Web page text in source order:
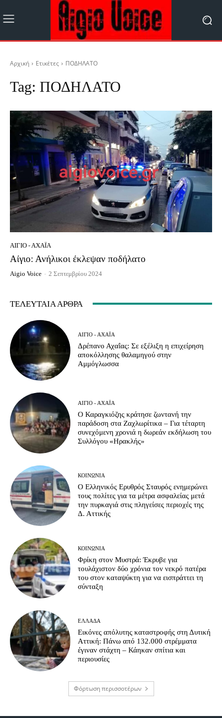
Αρχική Ετικέτες ΠΟΔΗΛΑΤΟ
Tag: ΠΟΔΗΛΑΤΟ
ΑΊΓΙΟ - ΑΧΑΪ́Α
Αίγιο: Ανήλικοι έκλεψαν ποδήλατο
Aigio Voice - 2 Σεπτεμβρίου 2024
ΤΕΛΕΥΤΑΊΑ ΆΡΘΡΑ
ΑΊΓΙΟ - ΑΧΑΪ́Α
Δρέπανο Αχαΐας: Σε εξέλιξη η επιχείρηση
αποκόλλησης θαλαμηγού στην
Αμμόγλωσσα
ΑΊΓΙΟ - ΑΧΑΪ́Α
Ο Καραγκιόζης κράτησε ζωντανή την
παράδοση στα Ζαχλωρίτικα – Για τέταρτη
συνεχόμενη χρονιά η δωρεάν εκδήλωση του
Συλλόγου «Ηρακλής»
ΚΟΙΝΩΝΊΑ
Ο Ελληνικός Ερυθρός Σταυρός ενημερώνει
τους πολίτες για τα μέτρα ασφαλείας μετά
την πυρκαγιά στις πληγείσες περιοχές της
Δ. Αττικής
ΚΟΙΝΩΝΊΑ
Φρίκη στον Μυστρά: Έκρυβε για
τουλάχιστον δύο χρόνια τον νεκρό πατέρα
του στον καταψύκτη για να εισπράττει τη
σύνταξη
ΕΛΛΆΔΑ
Εικόνες απόλυτης καταστροφής στη Δυτική
Αττική: Πάνω από 132.000 στρέμματα
έγιναν στάχτη – Κάηκαν σπίτια και
περιουσίες
Φόρτωση περισσοτέρων